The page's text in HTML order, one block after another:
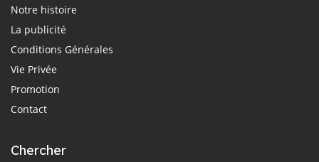
Notre histoire
La publicité
Conditions Générales
Vie Privée
Promotion
Contact
Chercher